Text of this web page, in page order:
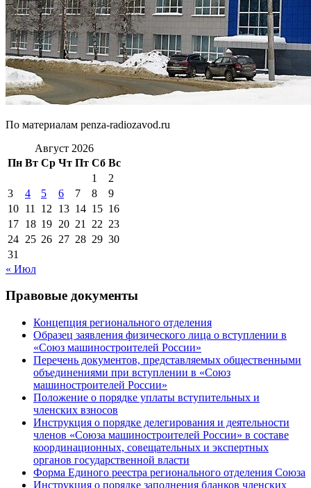
По материалам penza-radiozavod.ru
Август 2026
Пн Вт Ср Чт Пт Сб Вс
1
2
3
4 5 6 7 8
9
10 11 12 13 14 15 16
17 18 19 20 21 22 23
24 25 26 27 28 29 30
31
« Июл
Правовые документы
Концепция регионального отделения
Образец заявления физического лица о вступлении в
«Союз машиностроителей России»
Перечень документов, представляемых общественными
объединениями при вступлении в «Союз
машиностроителей России»
Положение о порядке уплаты вступительных и
членских взносов
Инструкция о порядке делегирования и деятельности
членов «Союза машиностроителей России» в составе
координационных, совещательных и экспертных
органов государственной власти
Форма Единого реестра регионального отделения Союза
Инструкция о порядке заполнения бланков членских